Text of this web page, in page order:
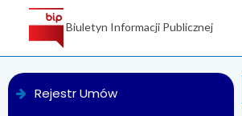
Biuletyn Informacji Publicznej
Rejestr Umów